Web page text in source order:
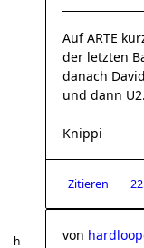
Auf ARTE
der letzten
danach
und dann U2.
Knippi
Zitieren
von